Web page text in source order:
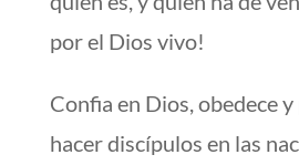
por el Dios vivo!
Confia en Dios, obedece
hacer discípulos en las